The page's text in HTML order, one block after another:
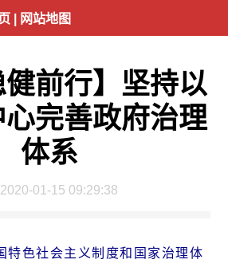
| 网站地图
健前行】坚持以
完善政府治理
体系
2020-01-15 09:29:38
特色社会主义制度和国家治理体